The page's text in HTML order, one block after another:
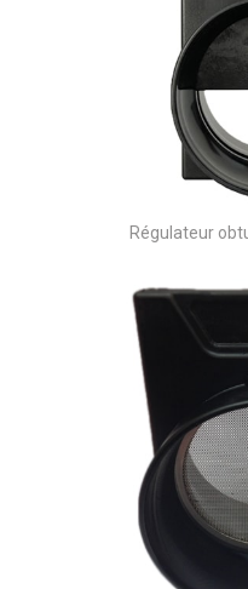
Régulateur